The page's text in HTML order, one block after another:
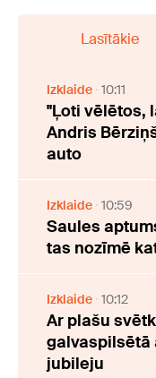
Lasītākie
Izklaide 10:11
"Ļoti vēlētos,
Andris
auto
Izklaide 10:59
Saules
tas nozīmē
Izklaide 10:12
Ar plašu
galvaspilsētā
jubileju